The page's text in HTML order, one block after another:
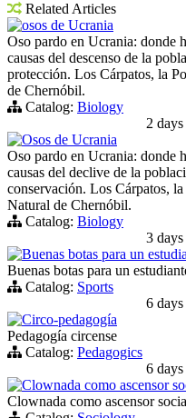
Related Articles
osos de Ucrania
Oso pardo en Ucrania: donde
causas del descenso de la
protección. Los Cárpatos, la
de Chernóbil.
Catalog: Biology
2
Osos de Ucrania
Oso pardo en Ucrania: donde
causas del declive de la
conservación. Los Cárpatos,
Natural de Chernóbil.
Catalog: Biology
3
Buenas botas para un
Buenas botas para un
Catalog: Sports
6
Circo-pedagogía
Pedagogía circense
Catalog: Pedagogics
6
Clownada como ascensor
Clownada como ascensor